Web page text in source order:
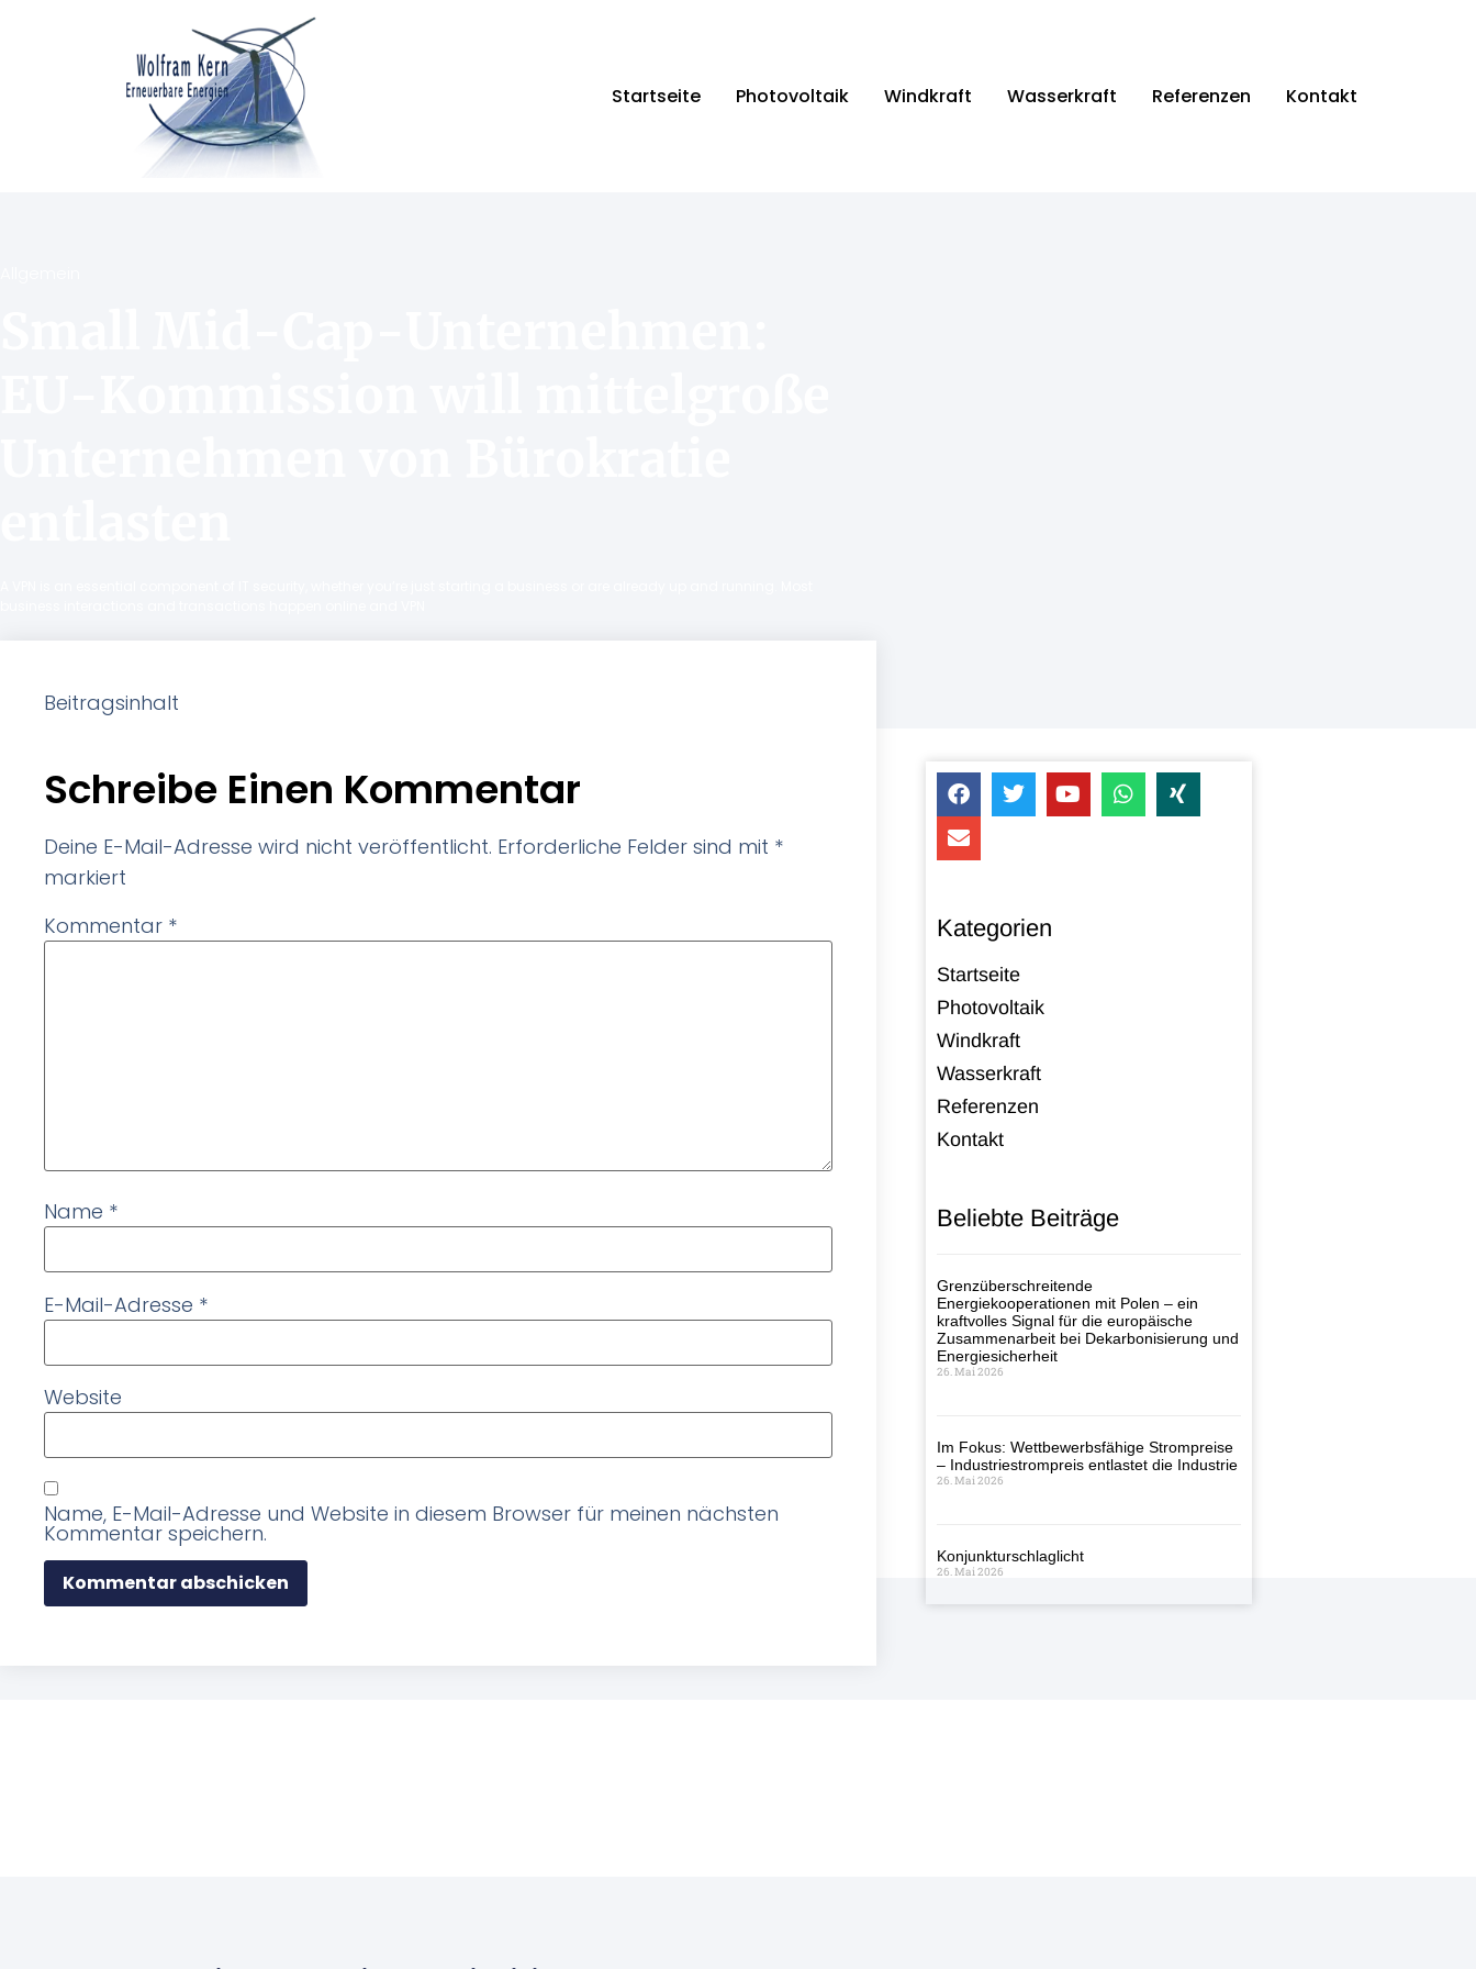
Startseite Photovoltaik Windkraft Wasserkraft Referenzen Kontakt
Beitragsinhalt
Schreibe Einen Kommentar
Deine E-Mail-Adresse wird nicht veröffentlicht. Erforderliche Felder sind mit *
markiert
Kommentar *
Name *
E-Mail-Adresse *
Website
Name, E-Mail-Adresse und Website in diesem Browser für meinen nächsten
Kommentar speichern.
Kategorien
Startseite
Photovoltaik
Windkraft
Wasserkraft
Referenzen
Kontakt
Beliebte Beiträge
Grenzüberschreitende
Energiekooperationen mit Polen – ein
kraftvolles Signal für die europäische
Zusammenarbeit bei Dekarbonisierung und
Energiesicherheit
26. Mai 2026
Im Fokus: Wettbewerbsfähige Strompreise
– Industriestrompreis entlastet die Industrie
26. Mai 2026
Konjunkturschlaglicht
26. Mai 2026